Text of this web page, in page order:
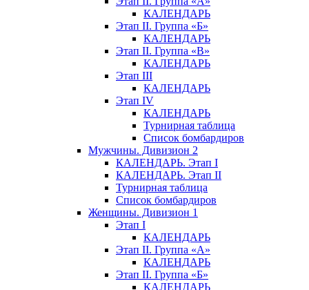
КАЛЕНДАРЬ
Этап II. Группа «Б»
КАЛЕНДАРЬ
Этап II. Группа «В»
КАЛЕНДАРЬ
Этап III
КАЛЕНДАРЬ
Этап IV
КАЛЕНДАРЬ
Турнирная таблица
Список бомбардиров
Мужчины. Дивизион 2
КАЛЕНДАРЬ. Этап I
КАЛЕНДАРЬ. Этап II
Турнирная таблица
Список бомбардиров
Женщины. Дивизион 1
Этап I
КАЛЕНДАРЬ
Этап II. Группа «А»
КАЛЕНДАРЬ
Этап II. Группа «Б»
КАЛЕНДАРЬ